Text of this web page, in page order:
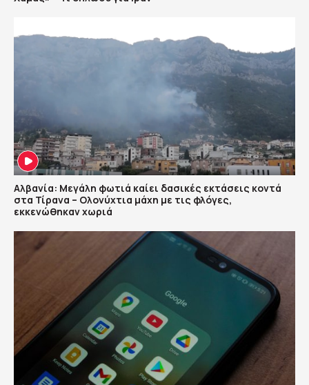
Αλβανία: Μεγάλη φωτιά καίει δασικές εκτάσεις κοντά
στα Τίρανα – Ολονύχτια μάχη με τις φλόγες,
εκκενώθηκαν χωριά